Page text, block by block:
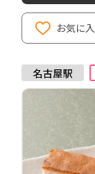
お気に